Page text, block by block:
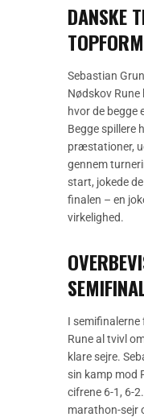
DANSKE
TOPFORM
Sebastian
Nødskov Rune
hvor de begge
Begge spillere
præstationer,
gennem
start, jokede
finalen – en
virkelighed.
I semifinalerne
Rune al tvivl
klare sejre.
sin kamp mod
cifrene 6-1, 6-
marathon-sejr